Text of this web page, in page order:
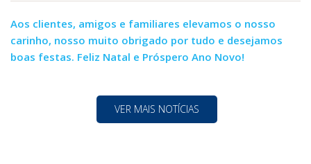
Aos clientes, amigos e familiares elevamos o nosso
carinho, nosso muito obrigado por tudo e desejamos
boas festas. Feliz Natal e Próspero Ano Novo!
VER MAIS NOTÍCIAS